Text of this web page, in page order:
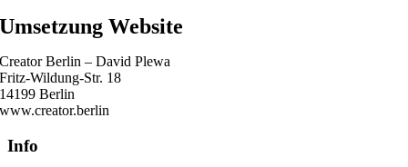
Umsetzung Website
Creator Berlin – David Plewa
Fritz-Wildung-Str. 18
14199 Berlin
www.creator.berlin
Info